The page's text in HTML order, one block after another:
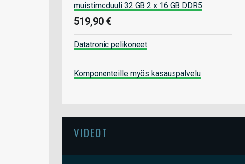
muistimoduuli 32 GB 2 x 16 GB DDR5
519,90 €
Datatronic pelikoneet
Komponenteille myös kasauspalvelu
VIDEOT